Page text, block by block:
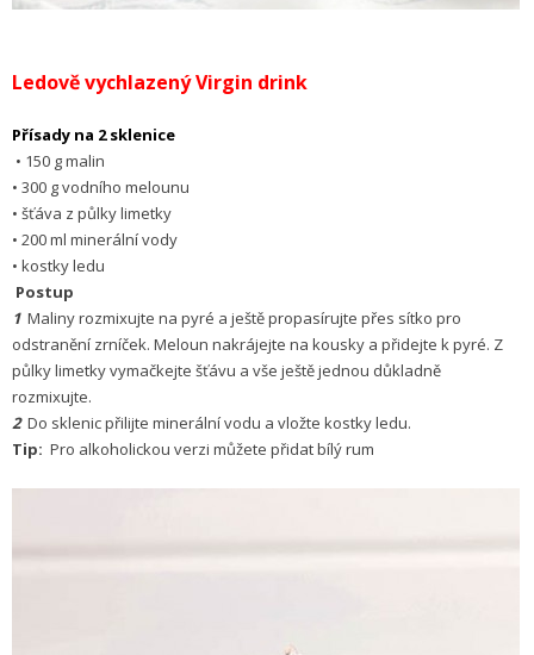
Ledově vychlazený Virgin drink
Přísady na 2 sklenice
• 150 g malin
• 300 g vodního melounu
• šťáva z půlky limetky
• 200 ml minerální vody
• kostky ledu
Postup
1Maliny rozmixujte na pyré a ještě propasírujte přes sítko pro
odstranění zrníček. Meloun nakrájejte na kousky a přidejte k pyré. Z
půlky limetky vymačkejte šťávu a vše ještě jednou důkladně
rozmixujte.
2Do sklenic přilijte minerální vodu a vložte kostky ledu.
Tip: Pro alkoholickou verzi můžete přidat bílý rum